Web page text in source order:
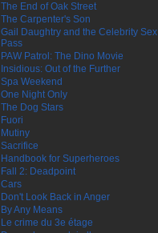
The End of Oak Street
The Carpenter's Son
Gail Daughtry and the Celebrity Sex
Pass
PAW Patrol: The Dino Movie
Insidious: Out of the Further
Spa Weekend
One Night Only
The Dog Stars
Fuori
Mutiny
Sacrifice
Handbook for Superheroes
Fall 2: Deadpoint
Cars
Don't Look Back in Anger
By Any Means
Le crime du 3e étage